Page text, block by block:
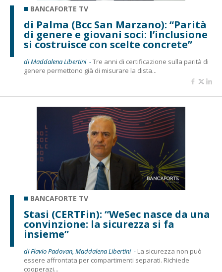
BANCAFORTE TV
di Palma (Bcc San Marzano): “Parità
di genere e giovani soci: l’inclusione
si costruisce con scelte concrete”
di Maddalena Libertini -Tre anni di certificazione sulla parità di
genere permettono già di misurare la dista...
BANCAFORTE TV
Stasi (CERTFin): “WeSec nasce da una
convinzione: la sicurezza si fa
insieme”
di Flavio Padovan, Maddalena Libertini - La sicurezza non può
essere affrontata per compartimenti separati. Richiede
cooperazi...